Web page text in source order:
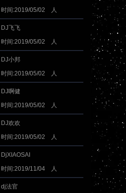
时间:2019/05/02 人
气:4778984
DJ飞飞
时间:2019/05/02 人
气:3560617
DJ小邦
时间:2019/05/02 人
气:2441472
DJ啊健
时间:2019/05/02 人
气:2330358
DJ欢欢
时间:2019/05/02 人
气:1919616
DjXIAOSAI
时间:2019/11/04 人
气:1049543
dj法官